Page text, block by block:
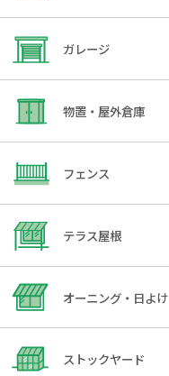
ガレージ
物置・屋外倉庫
フェンス
テラス屋根
オーニング・日よけ
ストックヤード